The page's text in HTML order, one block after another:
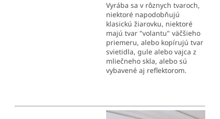
Vyrába sa v rôznych tvaroch,
niektoré napodobňujú
klasickú žiarovku, niektoré
majú tvar "volantu" väčšieho
priemeru, alebo kopírujú tvar
svietidla, gule alebo vajca z
mliečneho skla, alebo sú
vybavené aj reflektorom.